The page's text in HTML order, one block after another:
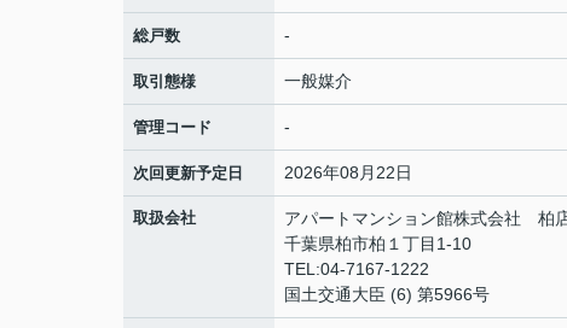
総戸数 -
取引態様 一般媒介
管理コード -
次回更新予定日 2026年08月22日
取扱会社
アパートマンション館株式会社 柏
千葉県柏市柏１丁目1-10
TEL:04-7167-1222
国土交通大臣 (6) 第5966号